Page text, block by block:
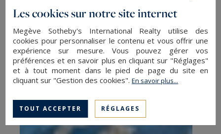
Les cookies sur notre site internet
Megève Sotheby's International Realty utilise des
cookies pour personnaliser le contenu et vous offrir une
expérience sur mesure. Vous pouvez gérer vos
préférences et en savoir plus en cliquant sur "Réglages"
et à tout moment dans le pied de page du site en
cliquant sur "Gestion des cookies".En savoir plus...
TOUT ACCEPTER RÉGLAGES